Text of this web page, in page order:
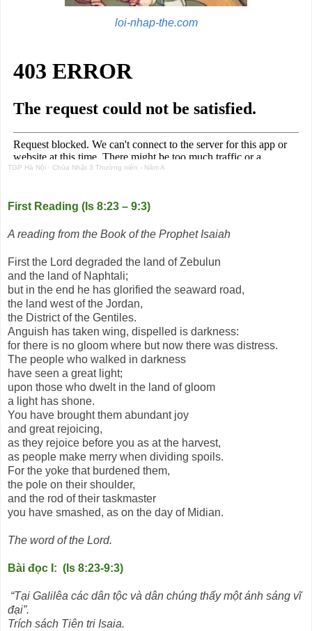
loi-nhap-the.com
TGP Hà Nội · Chúa Nhật 3 Thường niên - Năm A
First Reading (Is 8:23 – 9:3)
A reading from the Book of the Prophet Isaiah
First the Lord degraded the land of Zebulun
and the land of Naphtali;
but in the end he has glorified the seaward road,
the land west of the Jordan,
the District of the Gentiles.
Anguish has taken wing, dispelled is darkness:
for there is no gloom where but now there was distress.
The people who walked in darkness
have seen a great light;
upon those who dwelt in the land of gloom
a light has shone.
You have brought them abundant joy
and great rejoicing,
as they rejoice before you as at the harvest,
as people make merry when dividing spoils.
For the yoke that burdened them,
the pole on their shoulder,
and the rod of their taskmaster
you have smashed, as on the day of Midian.
The word of the Lord.
Bài đọc I: (Is 8:23-9:3)
“Tại Galilêa các dân tộc và dân chúng thấy một ánh sáng vĩ
đại”.
Trích sách Tiên tri Isaia.